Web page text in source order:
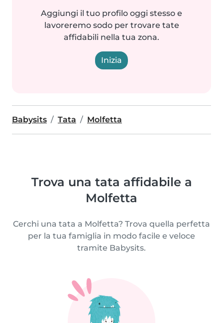
Aggiungi il tuo profilo oggi stesso e
lavoreremo sodo per trovare tate
affidabili nella tua zona.
Inizia
Babysits Tata Molfetta
Trova una tata affidabile a
Molfetta
Cerchi una tata a Molfetta? Trova quella perfetta
per la tua famiglia in modo facile e veloce
tramite Babysits.